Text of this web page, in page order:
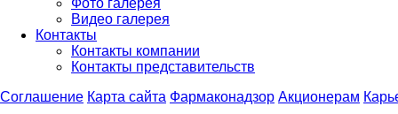
Фото галерея
Видео галерея
Контакты
Контакты компании
Контакты представительств
Соглашение Карта сайта Фармаконадзор Акционерам